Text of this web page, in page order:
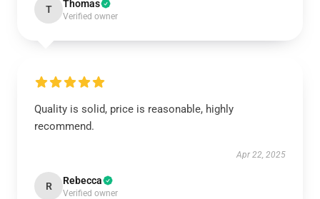
T Thomas
Verified owner
Quality is solid, price is reasonable, highly
recommend.
Apr 22, 2025
R Rebecca
Verified owner